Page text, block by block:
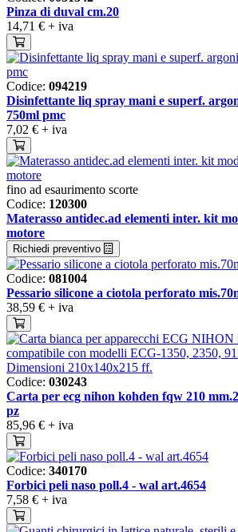
Pinza di duval cm.20
14,71 € + iva
Codice: 094219
Disinfettante liq spray mani e superf.
750ml pmc
7,02 € + iva
fino ad esaurimento scorte
Codice: 120300
Materasso antidec.ad elementi inter. kit
motore
Richiedi preventivo
Codice: 081004
Pessario silicone a ciotola perforato
38,59 € + iva
Codice: 030243
Carta per ecg nihon kohden fqw 210
pz
85,96 € + iva
Codice: 340170
Forbici peli naso poll.4 - wal art.4654
7,58 € + iva